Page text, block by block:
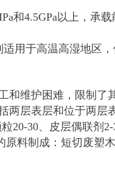
和4.5GPa以上，承载
用于高温高湿地区，
维护困难，限制了
两层表层和位于两层
20-30、皮层偶联剂
料制成：短切废塑